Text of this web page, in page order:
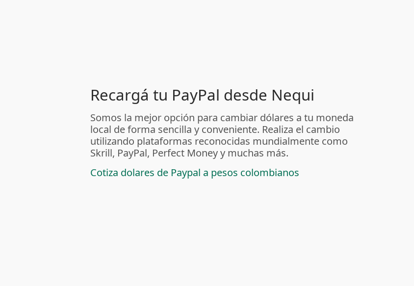
Recargá tu PayPal desde Nequi
Somos la mejor opción para cambiar dólares a tu moneda
local de forma sencilla y conveniente. Realiza el cambio
utilizando plataformas reconocidas mundialmente como
Skrill, PayPal, Perfect Money y muchas más.
Cotiza dolares de Paypal a pesos colombianos